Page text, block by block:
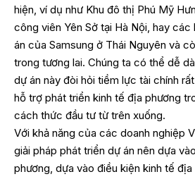
hiện, ví dụ như Khu đô thị Phú Mỹ
công viên Yên Sở tại Hà Nội, hay
án của Samsung ở Thái Nguyên và
trong tương lai. Chúng ta có thể dễ
dự án này đòi hỏi tiềm lực tài chính
hỗ trợ phát triển kinh tế địa phương
cách thức đầu tư từ trên xuống.
Với khả năng của các doanh nghiệp
giải pháp phát triển dự án nên dựa
phương, dựa vào điều kiện kinh tế